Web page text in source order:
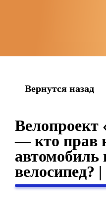
Вернутся назад
Велопроект
— кто прав
автомобиль
велосипед?